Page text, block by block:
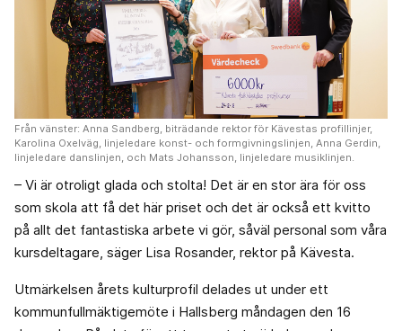
Från vänster: Anna Sandberg, biträdande rektor för Kävestas profillinjer,
Karolina Oxelväg, linjeledare konst- och formgivningslinjen, Anna Gerdin,
linjeledare danslinjen, och Mats Johansson, linjeledare musiklinjen.
– Vi är otroligt glada och stolta! Det är en stor ära för oss
som skola att få det här priset och det är också ett kvitto
på allt det fantastiska arbete vi gör, såväl personal som våra
kursdeltagare, säger Lisa Rosander, rektor på Kävesta.
Utmärkelsen årets kulturprofil delades ut under ett
kommunfullmäktigemöte i Hallsberg måndagen den 16